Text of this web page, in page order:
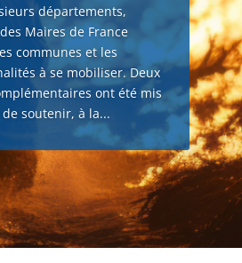
départements,
Maires de France
communes et les
à se mobiliser. Deux
ont été mis
soutenir, à la...